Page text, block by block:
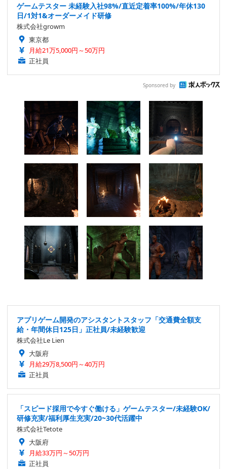
ゲームテスター 未経験入社98%/直近定着率100%/年休130
日/1対1&オーダーメイド研修
株式会社growm
東京都
月給21万5,000円～50万円
正社員
Sponsored by
アプリゲーム開発のアシスタントスタッフ「交通費全額支
給・年間休日125日」正社員/未経験歓迎
株式会社Le Lien
大阪府
月給29万8,500円～40万円
正社員
「スピード採用で今すぐ働ける」ゲームテスター/未経験OK/
研修充実/福利厚生充実/20~30代活躍中
株式会社Tetote
大阪府
月給33万円～50万円
正社員